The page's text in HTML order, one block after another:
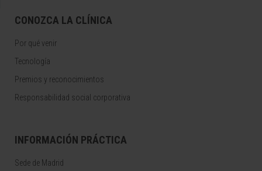
CONOZCA LA CLÍNICA
Por qué venir
Tecnología
Premios y reconocimientos
Responsabilidad social corporativa
INFORMACIÓN PRÁCTICA
Sede de Madrid